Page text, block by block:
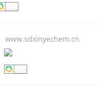
www.sdxinyechem.cn